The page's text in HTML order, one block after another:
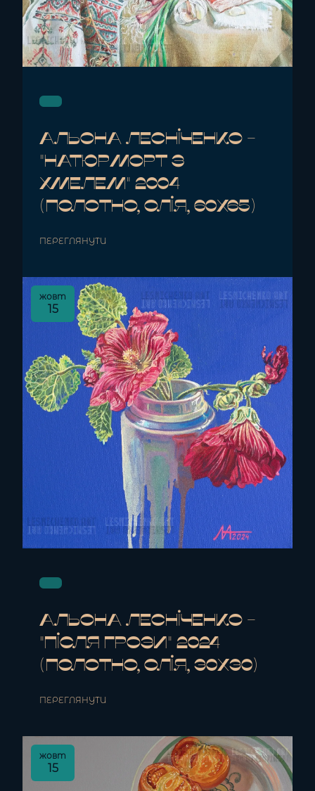
Альона Лесніченко -
"Натюрморт з
Хмелем" 2004
(полотно, олія, 60x65)
ПЕРЕГЛЯНУТИ
жовт
15
Альона Лесніченко -
"Після Грози" 2024
(полотно, олія, 30x30)
ПЕРЕГЛЯНУТИ
жовт
15